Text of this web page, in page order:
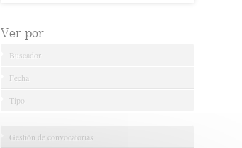
Ver por...
Buscador
Fecha
Tipo
Gestión de convocatorias